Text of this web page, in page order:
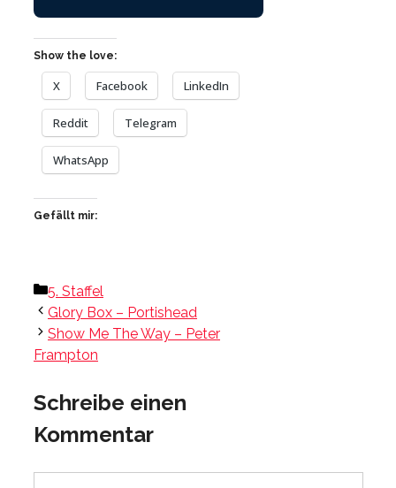
Show the love:
X Facebook LinkedIn
Reddit Telegram
WhatsApp
Gefällt mir:
Kategorien
5. Staffel
Glory Box – Portishead
Show Me The Way – Peter
Frampton
Schreibe einen
Kommentar